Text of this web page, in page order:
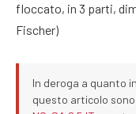
floccato, in 3 parti,
Fischer)
In deroga a quanto
questo articolo